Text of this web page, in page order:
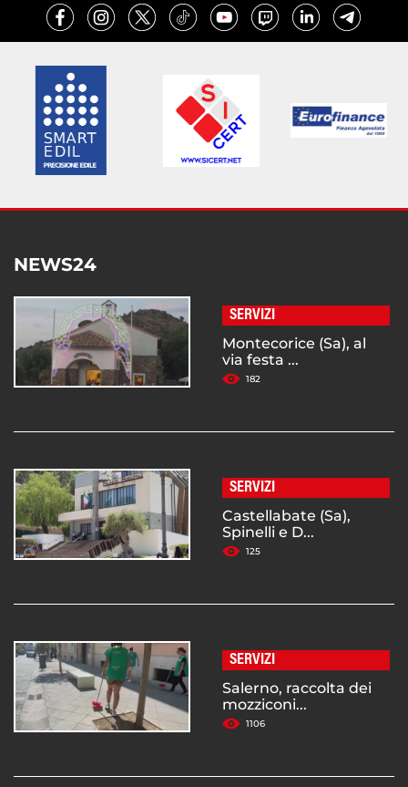
NEWS24
SERVIZI
Montecorice (Sa), al
via festa ...
182
SERVIZI
Castellabate (Sa),
Spinelli e D...
125
SERVIZI
Salerno, raccolta dei
mozziconi...
1106